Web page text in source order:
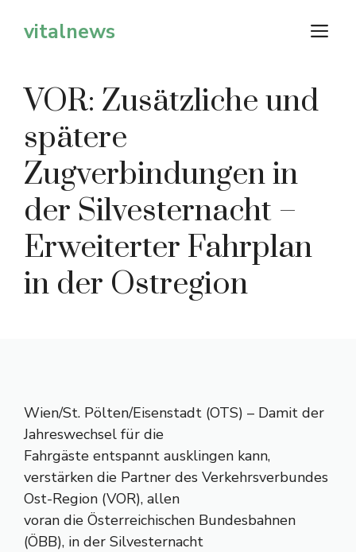
Inhaltvitalnews
VOR: Zusätzliche und
spätere
Zugverbindungen in
der Silvesternacht –
Erweiterter Fahrplan
in der Ostregion
Wien/St. Pölten/Eisenstadt (OTS) – Damit der
Jahreswechsel für die
Fahrgäste entspannt ausklingen kann,
verstärken die Partner des Verkehrsverbundes
Ost-Region (VOR), allen
voran die Österreichischen Bundesbahnen
(ÖBB), in der Silvesternacht